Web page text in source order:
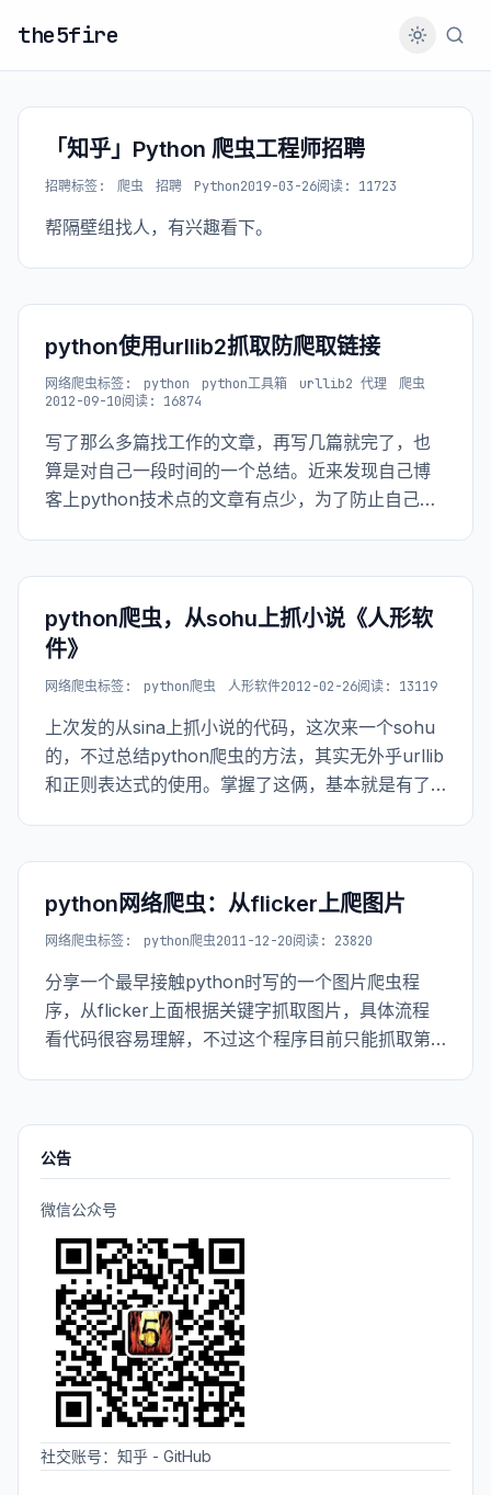
the5fire
「知乎」Python 爬虫工程师招聘
招聘标签: 爬虫 招聘 Python2019-03-26阅读: 11723
帮隔壁组找人，有兴趣看下。
python使用urllib2抓取防爬取链接
网络爬虫标签: python python工具箱 urllib2 代理
爬虫
2012-09-10阅读: 16874
写了那么多篇找工作的文章，再写几篇就完了，也
算是对自己一段时间的一个总结。近来发现自己博
客上python技术点的文章有点少，为了防止自己总
到要
python爬虫，从sohu上抓小说《人形软
件》
网络爬虫标签: python爬虫 人形软件2012-02-26阅读: 13119
上次发的从sina上抓小说的代码，这次来一个sohu
的，不过总结python爬虫的方法，其实无外乎urllib
和正则表达式的使用。掌握了这俩，基本就是有了
python网络爬虫：从flicker上爬图片
网络爬虫标签: python爬虫2011-12-20阅读: 23820
分享一个最早接触python时写的一个图片爬虫程
序，从flicker上面根据关键字抓取图片，具体流程
看代码很容易理解，不过这个程序目前只能抓取第
同一关键字抓取很多图片的
公告
微信公众号
社交账号： 知乎 - GitHub